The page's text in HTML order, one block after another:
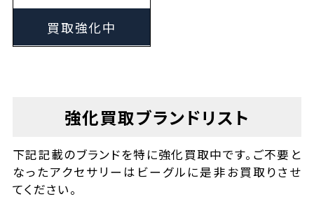
買取強化中
強化買取ブランドリスト
下記記載のブランドを特に強化買取中です。ご不要と
なったアクセサリーはビーグルに是非お買取りさせ
てください。